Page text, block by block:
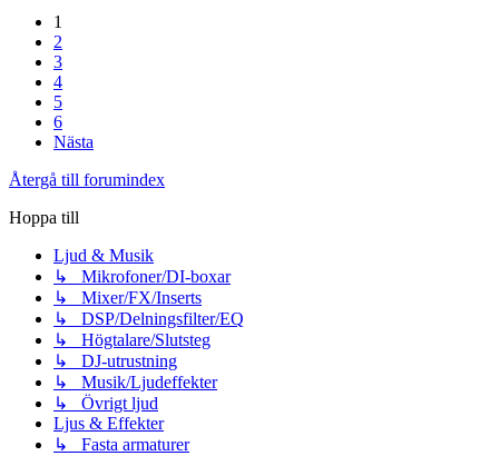
1
2
3
4
5
6
Nästa
Återgå till forumindex
Hoppa till
Ljud & Musik
↳ Mikrofoner/DI-boxar
↳ Mixer/FX/Inserts
↳ DSP/Delningsfilter/EQ
↳ Högtalare/Slutsteg
↳ DJ-utrustning
↳ Musik/Ljudeffekter
↳ Övrigt ljud
Ljus & Effekter
↳ Fasta armaturer